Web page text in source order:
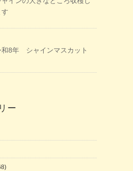
す
和8年 シャインマスカット
ー